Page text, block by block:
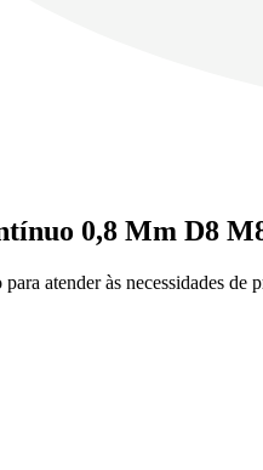
0,8 Mm D8
atender às necessidades